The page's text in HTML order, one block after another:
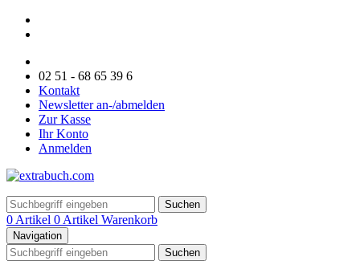
02 51 - 68 65 39 6
Kontakt
Newsletter an-/abmelden
Zur Kasse
Ihr Konto
Anmelden
Suchen
0 Artikel 0 Artikel Warenkorb
Navigation
Suchen